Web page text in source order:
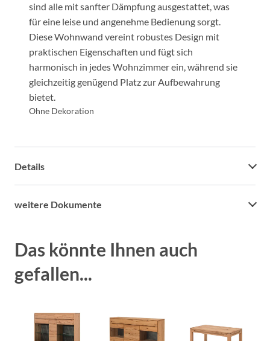
sind alle mit sanfter Dämpfung ausgestattet, was
für eine leise und angenehme Bedienung sorgt.
Diese Wohnwand vereint robustes Design mit
praktischen Eigenschaften und fügt sich
harmonisch in jedes Wohnzimmer ein, während sie
gleichzeitig genügend Platz zur Aufbewahrung
bietet.
Ohne Dekoration
Details
weitere Dokumente
Das könnte Ihnen auch
gefallen...